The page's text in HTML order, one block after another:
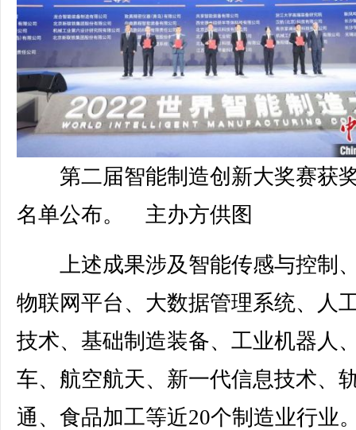
第二届智能制造创新大奖赛获
名单公布。 主办方供图
上述成果涉及智能传感与控制
物联网平台、大数据管理系统、人
技术、基础制造装备、工业机器人
车、航空航天、新一代信息技术、
通、食品加工等近20个制造业行业